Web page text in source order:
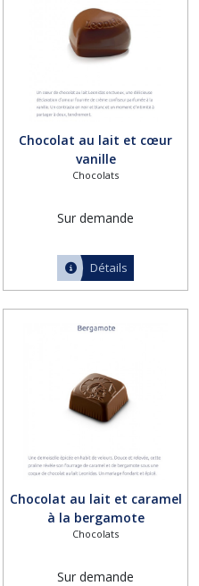
Chocolat au lait et cœur
vanille
Chocolats
Sur demande
Détails
Chocolat au lait et caramel
à la bergamote
Chocolats
Sur demande